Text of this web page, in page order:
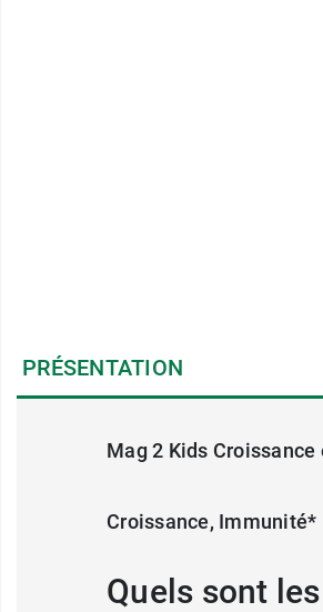
PRÉSENTATION
Mag 2 Kids
Croissance, Immunité*
Quels sont